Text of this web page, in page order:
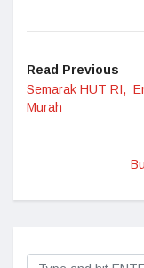
Read Previous
Semarak HUT RI,
Murah